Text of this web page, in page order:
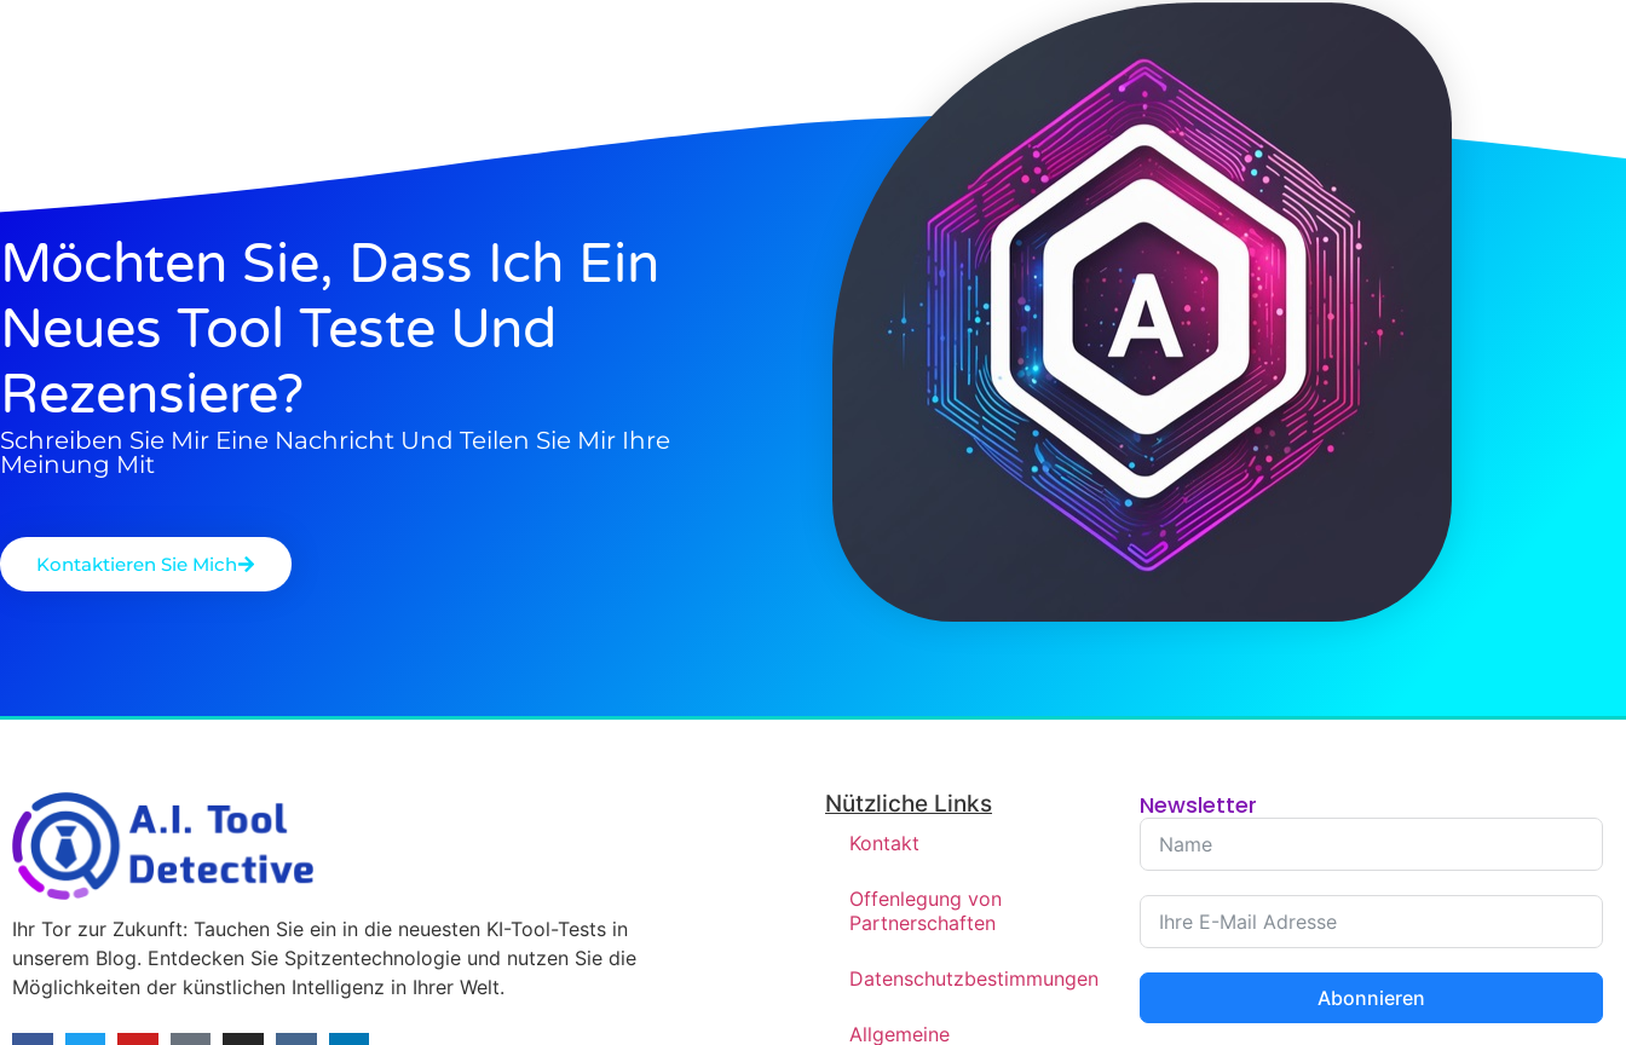
Möchten Sie, Dass Ich Ein
Neues Tool Teste Und
Rezensiere?
Schreiben Sie Mir Eine Nachricht Und Teilen Sie Mir Ihre
Meinung Mit
Kontaktieren Sie Mich
Ihr Tor zur Zukunft: Tauchen Sie ein in die neuesten KI-Tool-Tests in
unserem Blog. Entdecken Sie Spitzentechnologie und nutzen Sie die
Möglichkeiten der künstlichen Intelligenz in Ihrer Welt.
Nützliche Links
Kontakt
Offenlegung von
Partnerschaften
Datenschutzbestimmungen
Allgemeine
Newsletter
Abonnieren